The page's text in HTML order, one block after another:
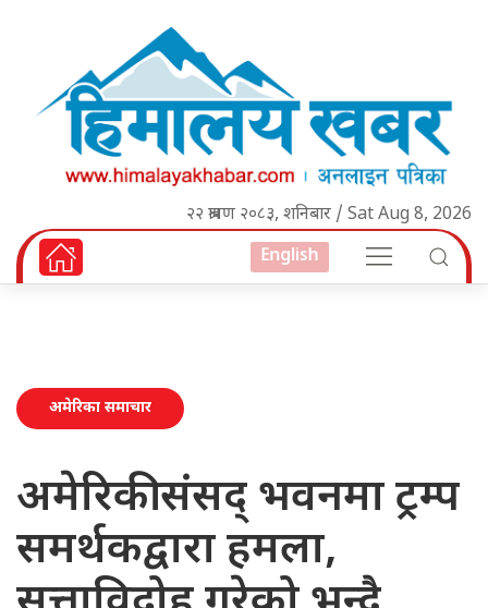
२२ श्रावण २०८३, शनिबार / Sat Aug 8, 2026
English
अमेरिका समाचार
अमेरिकी संसद् भवनमा ट्रम्प
समर्थकद्वारा हमला,